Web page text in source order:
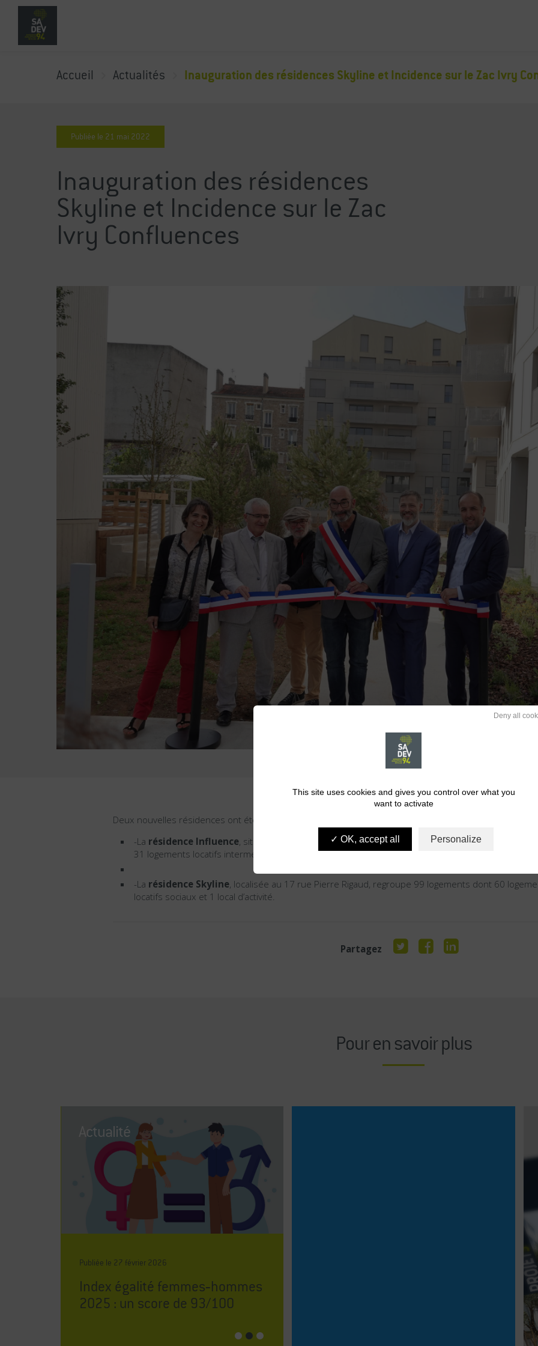
Accueil Actualités Inauguration des résidences Skyline et Incidence sur le Zac Ivry
Publiée le 21 mai 2022
Inauguration des résidences
Skyline et Incidence sur le Zac
Ivry Confluences
Deux nouvelles résidences ont été inaugurées :
-La résidence Influence, située au 122 boulevard Paul Vaillant Couturier, comprend 144
31 logements locatifs intermédiaires, 27 logements locatifs sociaux et 3 locaux d’activité.
-La résidence Skyline, localisée au 17 rue Pierre Rigaud, regroupe 99 logements dont 60
locatifs sociaux et 1 local d’activité.
Partagez
Pour en savoir plus
Actualité
Publiée le 27 février 2026
Index égalité femmes‑hommes
2025 : un score de 93/100
This site uses cookies and gives you control over what you
want to activate
OK, accept all
Deny all
Personalize